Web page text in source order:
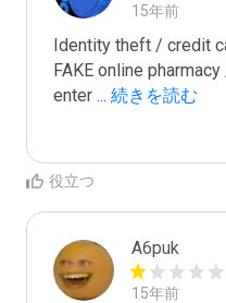
15年前
Identity theft / credit
FAKE online
enter ... 続きを読む
役立つ
A6puk
15年前